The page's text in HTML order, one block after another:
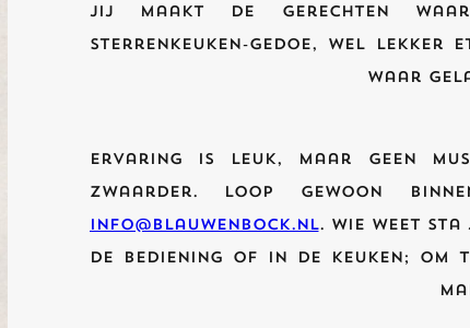
Jij maakt de gerechten waar
sterrenkeuken-gedoe, wel lekker
waar
Ervaring is leuk, maar geen
zwaarder. Loop gewoon
info@blauwenbock.nl. Wie weet
de bediening of in de keuken;